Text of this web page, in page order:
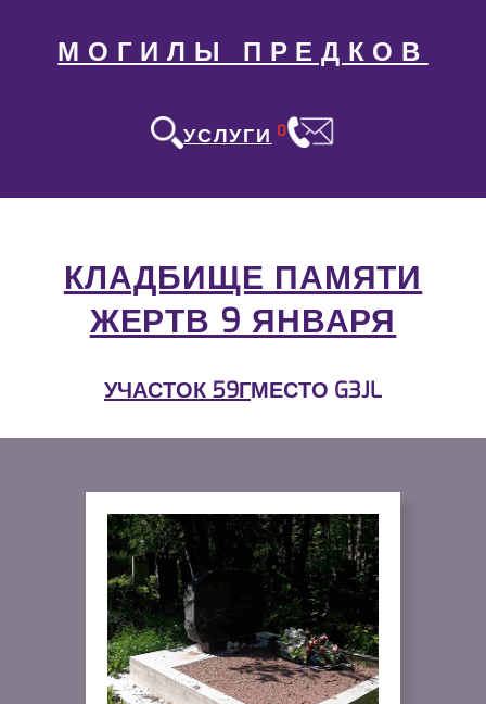
МОГИЛЫ ПРЕДКОВ
УСЛУГИ 0
КЛАДБИЩЕ ПАМЯТИ
ЖЕРТВ 9 ЯНВАРЯ
УЧАСТОК 59ГМЕСТО G3JL